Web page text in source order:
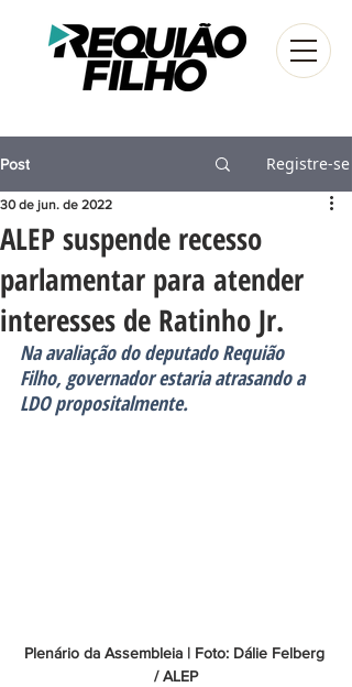
Post Registre-se
ALEP suspende recesso
parlamentar para atender
interesses de Ratinho Jr.
30 de jun. de 2022
Na avaliação do deputado Requião
Filho, governador estaria atrasando a
LDO propositalmente.
Plenário da Assembleia | Foto: Dálie Felberg
/ ALEP